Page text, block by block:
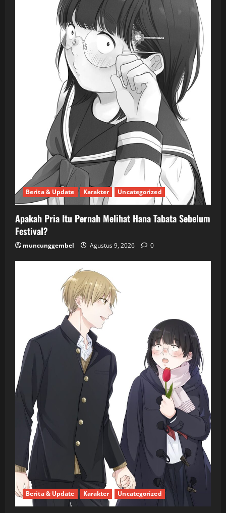
Berita & Update Karakter Uncategorized
Apakah Pria Itu Pernah Melihat Hana Tabata Sebelum
Festival?
muncunggembel Agustus 9, 2026 0
Berita & Update Karakter Uncategorized